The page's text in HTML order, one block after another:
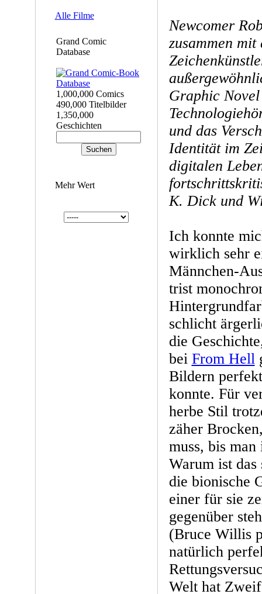
Alle Filme
Grand Comic
Database
1,000,000 Comics
490,000 Titelbilder
1,350,000
Geschichten
Mehr Wert
Newcomer
zusammen
Graphic
und das
Identität im
digitalen
K. Dick und
Ich konnte
wirklich sehr
Männchen-
trist
schlicht
die
bei From Hell
Bildern
konnte. Für
herbe Stil
zäher
muss, bis
Warum ist das
die bionische
einer für sie
gegenüber
(Bruce Willis
natürlich
Welt hat